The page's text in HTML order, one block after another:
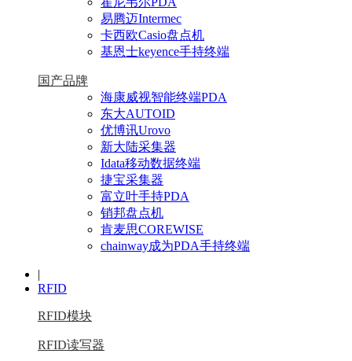
易腾迈Intermec
卡西欧Casio盘点机
基恩士keyence手持终端
国产品牌
海康威视智能终端PDA
东大AUTOID
优博讯Urovo
新大陆采集器
Idata移动数据终端
捷宝采集器
富立叶手持PDA
销邦盘点机
肯麦思COREWISE
chainway成为PDA手持终端
|
RFID
RFID模块
RFID读写器